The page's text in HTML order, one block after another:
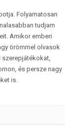
Folyamatosan
tudjam
Amikor emberi
örömmel olvasok
és persze nagy
is.